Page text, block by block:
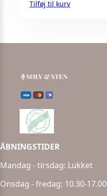
Tilføj til kurv
ÅBNINGSTIDER
Mandag - tirsdag: Lukket
Onsdag - fredag: 10.30-17.00